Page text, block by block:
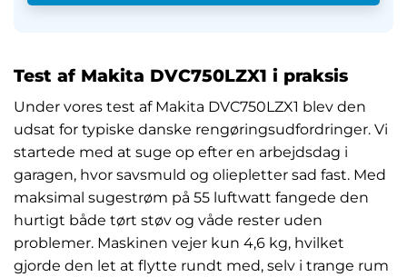
Test af Makita DVC750LZX1 i praksis
Under vores test af Makita DVC750LZX1 blev den
udsat for typiske danske rengøringsudfordringer. Vi
startede med at suge op efter en arbejdsdag i
garagen, hvor savsmuld og oliepletter sad fast. Med
maksimal sugestrøm på 55 luftwatt fangede den
hurtigt både tørt støv og våde rester uden
problemer. Maskinen vejer kun 4,6 kg, hvilket
gjorde den let at flytte rundt med, selv i trange rum